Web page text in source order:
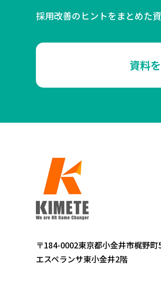
採用改善のヒントをまとめた
資料
〒184-0002東京都小金井市梶野町
エスペランサ東小金井2階